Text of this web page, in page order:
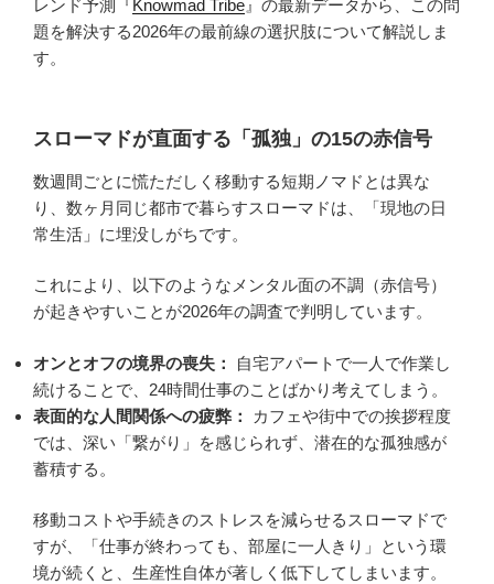
レンド予測『Knowmad Tribe 』の最新データから、この問
題を解決する2026年の最前線の選択肢について解説しま
す。
スローマドが直面する「孤独」の15の赤信号
数週間ごとに慌ただしく移動する短期ノマドとは異な
り、数ヶ月同じ都市で暮らすスローマドは、「現地の日
常生活」に埋没しがちです。
これにより、以下のようなメンタル面の不調（赤信号）
が起きやすいことが2026年の調査で判明しています。
オンとオフの境界の喪失：
自宅アパートで一人で作業し
続けることで、24時間仕事のことばかり考えてしまう。
表面的な人間関係への疲弊：
カフェや街中での挨拶程度
では、深い「繋がり」を感じられず、潜在的な孤独感が
蓄積する。
移動コストや手続きのストレスを減らせるスローマドで
すが、「仕事が終わっても、部屋に一人きり」という環
境が続くと、生産性自体が著しく低下してしまいます。